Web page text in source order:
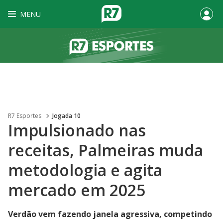
MENU
R7 Esportes Jogada 10
Impulsionado nas
receitas, Palmeiras muda
metodologia e agita
mercado em 2025
Verdão vem fazendo janela agressiva, competindo